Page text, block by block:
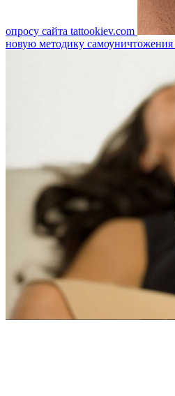
опросу сайта tattookiev.com
новую методику